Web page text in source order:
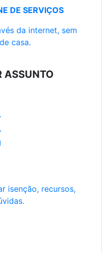
DE SERVIÇOS
da internet, sem
casa.
ASSUNTO
isenção, recursos,